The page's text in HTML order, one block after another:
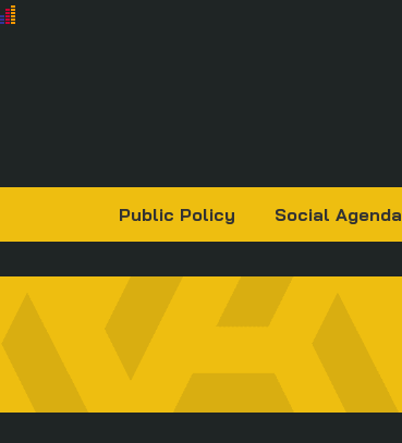
Public Policy Social Agenda